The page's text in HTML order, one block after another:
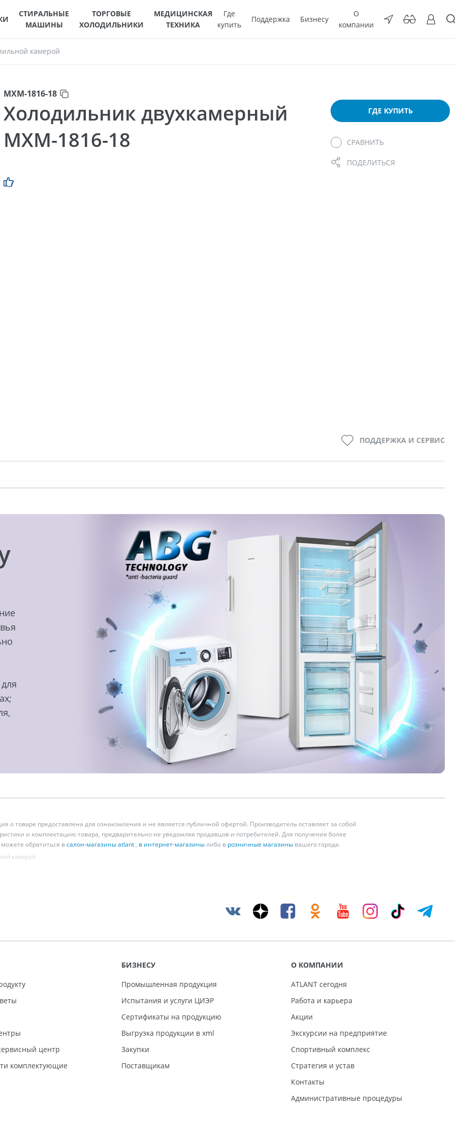
СТИРАЛЬНЫЕ
МАШИНЫ
ТОРГОВЫЕ
ХОЛОДИЛЬНИКИ
МЕДИЦИНСКАЯ
ТЕХНИКА
Где
купить
Поддержка Бизнесу
О
компании
камерой
МХМ-1816-18
Холодильник двухкамерный
МХМ-1816-18
ГДЕ КУПИТЬ
СРАВНИТЬ
ПОДЕЛИТЬСЯ
ПОДДЕРЖКА И СЕРВИС
товаре предоставлена для ознакомления и не является публичной офертой. Производитель оставляет за собой
и комплектацию товара, предварительно не уведомляя продавцов и потребителей. Для получения более
обратиться всалон-магазины atlant, в интернет-магазинылибо в розничные магазинывашего города.
камерой
центр
комплектующие
БИЗНЕСУ
Промышленная продукция
Испытания и услуги ЦИЭР
Сертификаты на продукцию
Выгрузка продукции в xml
Закупки
Поставщикам
О КОМПАНИИ
ATLANT сегодня
Работа и карьера
Акции
Экскурсии на предприятие
Спортивный комплекс
Стратегия и устав
Контакты
Административные процедуры